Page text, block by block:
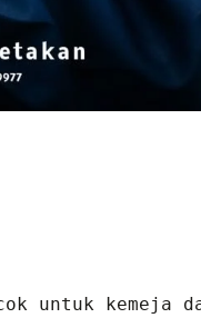
untuk kemeja